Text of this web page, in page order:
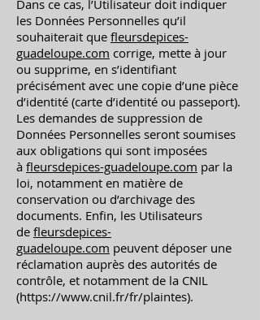
Dans ce cas, l’Utilisateur doit indiquer
les Données Personnelles qu’il
souhaiterait que fleursdepices-
guadeloupe.com corrige, mette à jour
ou supprime, en s’identifiant
précisément avec une copie d’une pièce
d’identité (carte d’identité ou passeport).
Les demandes de suppression de
Données Personnelles seront soumises
aux obligations qui sont imposées
à fleursdepices-guadeloupe.com par la
loi, notamment en matière de
conservation ou d’archivage des
documents. Enfin, les Utilisateurs
de fleursdepices-
guadeloupe.com peuvent déposer une
réclamation auprès des autorités de
contrôle, et notamment de la CNIL
(https://www.cnil.fr/fr/plaintes).